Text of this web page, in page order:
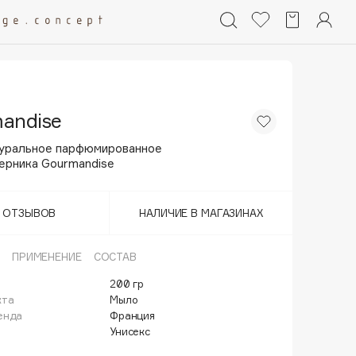
парфюмированное
Gourmandise
ОТЗЫВОВ НАЛИЧИЕ В МАГАЗИНАХ
ПРИМЕНЕНИЕ СОСТАВ
200 гр
Мыло
Франция
Унисекс